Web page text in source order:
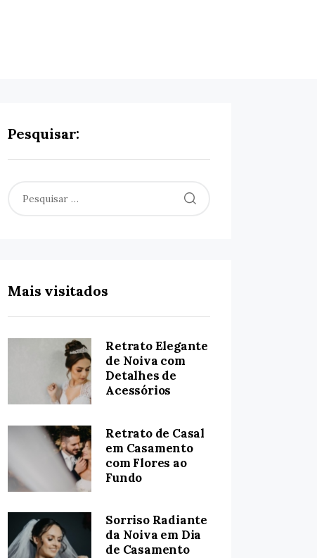
Pesquisar:
Mais visitados
Retrato Elegante
de Noiva com
Detalhes de
Acessórios
Retrato de Casal
em Casamento
com Flores ao
Fundo
Sorriso Radiante
da Noiva em Dia
de Casamento